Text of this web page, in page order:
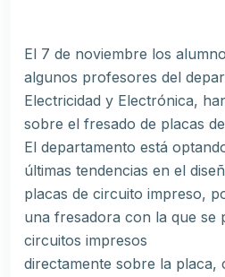
El 7 de noviembre los
algunos profesores del
Electricidad y Electrónica,
sobre el fresado de placas
El departamento está
últimas tendencias en el
placas de circuito impreso,
una fresadora con la que se
circuitos impresos
directamente sobre la placa,